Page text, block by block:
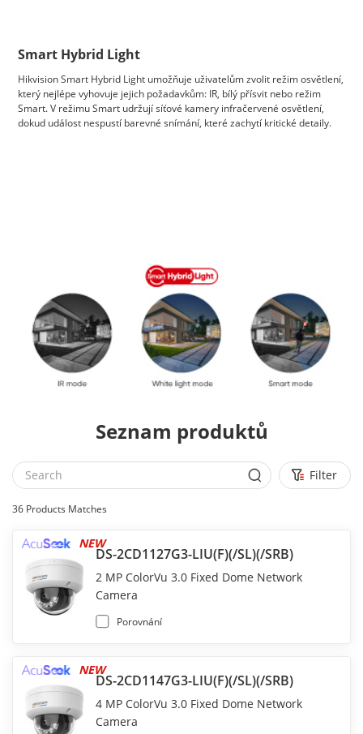
Smart Hybrid Light
Hikvision Smart Hybrid Light umožňuje uživatelům zvolit režim osvětlení,
který nejlépe vyhovuje jejich požadavkům: IR, bílý přísvit nebo režim
Smart. V režimu Smart udržují síťové kamery infračervené osvětlení,
dokud událost nespustí barevné snímání, které zachytí kritické detaily.
Seznam produktů
Filter
36 Products Matches
DS-2CD1127G3-LIU(F)(/SL)(/SRB)
NEW
2 MP ColorVu 3.0 Fixed Dome Network
Camera
Porovnání
DS-2CD1147G3-LIU(F)(/SL)(/SRB)
NEW
4 MP ColorVu 3.0 Fixed Dome Network
Camera